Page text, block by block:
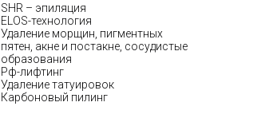
SHR – эпиляция
ELOS-технология
Удаление морщин, пигментных
пятен, акне и постакне, сосудистые
образования
Рф-лифтинг
Удаление татуировок
Карбоновый пилинг